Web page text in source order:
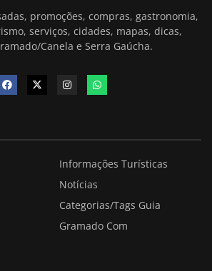
promoções, compras, gastronomia,
serviços, cidades, mapas, dicas,
Canela e Serra Gaúcha.
Informações Turísticas
Notícias
Categorias/Tags Guia
Gramado Com